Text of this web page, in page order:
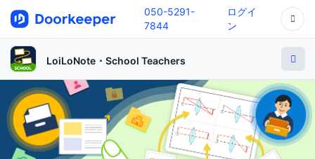
050-5291-
7844
ログイ
ン
LoiLoNote・School Teachers